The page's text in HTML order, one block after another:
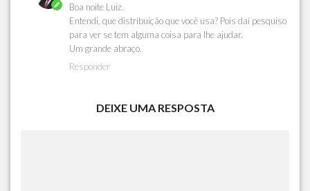
Boa noite Luiz.
Entendi, que distribuição que você usa? Pois daí pesquiso
para ver se tem alguma coisa para lhe ajudar.
Um grande abraço.
Responder
DEIXE UMA RESPOSTA